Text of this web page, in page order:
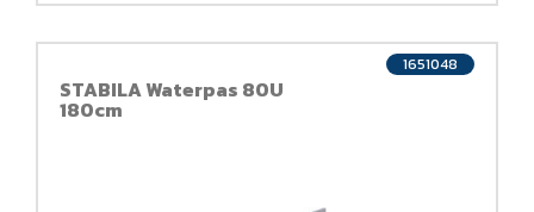
STABILA Waterpas 80U
180cm
1651048